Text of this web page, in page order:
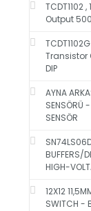
TCDT1102
Output
Transistor
DIP
AYNA
SENSÖRÜ
SENSÖR
BUFFERS/
HIGH-
12X12
SWITCH -